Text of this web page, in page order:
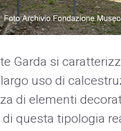
Garda si
uso di
di elementi
questa tipologia